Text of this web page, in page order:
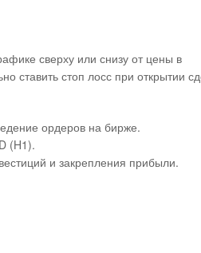
сверху или снизу от цены в
ставить стоп лосс при открытии
ордеров на бирже.
(H1).
и закрепления прибыли.